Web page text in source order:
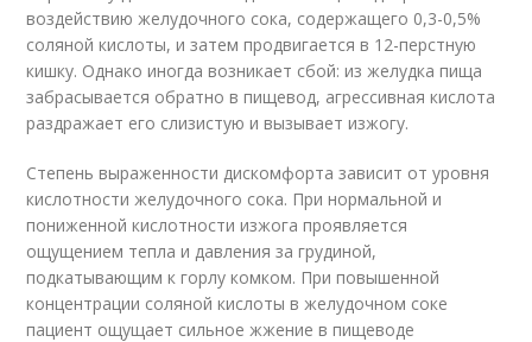
воздействию желудочного сока, содержащего 0,3-0,5%
соляной кислоты, и затем продвигается в 12-перстную
кишку. Однако иногда возникает сбой: из желудка пища
забрасывается обратно в пищевод, агрессивная кислота
раздражает его слизистую и вызывает изжогу.
Степень выраженности дискомфорта зависит от уровня
кислотности желудочного сока. При нормальной и
пониженной кислотности изжога проявляется
ощущением тепла и давления за грудиной,
подкатывающим к горлу комком. При повышенной
концентрации соляной кислоты в желудочном соке
пациент ощущает сильное жжение в пищеводе